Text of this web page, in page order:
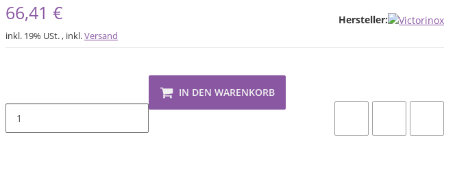
66,41 €
inkl. 19% USt. , inkl.Versand
Hersteller:
IN DEN WARENKORB